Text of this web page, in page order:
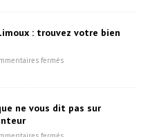
: trouvez votre bien
fermés
ne vous dit pas sur